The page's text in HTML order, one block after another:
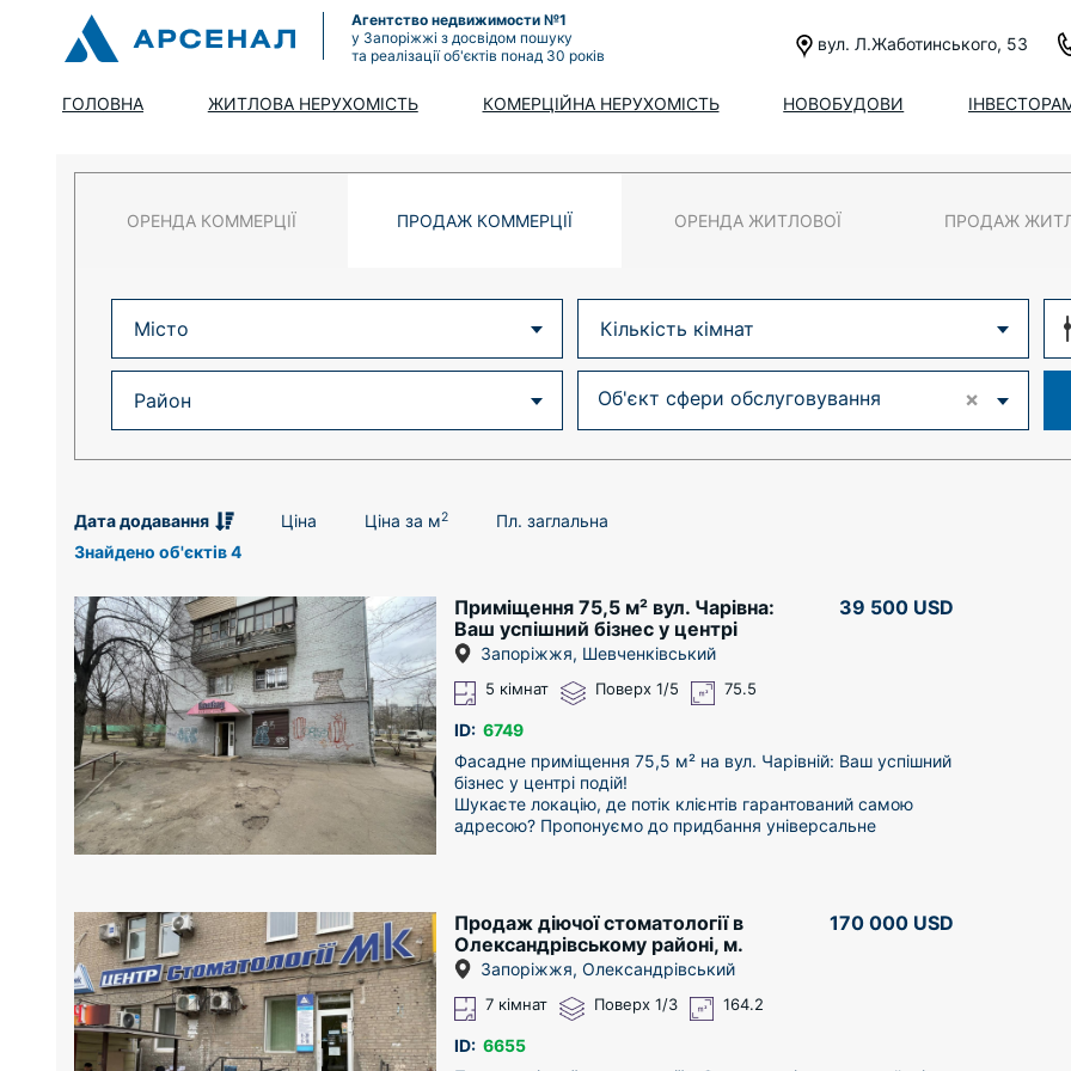
Агентство недвижимости №1
у Запоріжжі з досвідом пошуку
та реалізації об'єктів понад 30 років
вул. Л.Жаботинського, 53
ГОЛОВНА ЖИТЛОВА НЕРУХОМІСТЬ КОМЕРЦІЙНА НЕРУХОМІСТЬ НОВОБУДОВИ
ОРЕНДА КОММЕРЦІЇ ПРОДАЖ КОММЕРЦІЇ ОРЕНДА ЖИТЛОВОЇ ПРОДАЖ
×
Об'єкт сфери обслуговування
Дата додавання Ціна Ціна за м2
Пл. заглальна
Знайдено об'єктів 4
Приміщення 75,5 м² вул. Чарівна:
Ваш успішний бізнес у центрі
подій!
39 500 USD
Запоріжжя, Шевченківський
5 кімнат Поверх 1/5 75.5
ID: 6749
Фасадне приміщення 75,5 м² на вул. Чарівній: Ваш успішний
бізнес у центрі подій!
Шукаєте локацію, де потік клієнтів гарантований самою
адресою? Пропонуємо до придбання універсальне
* Трафік-магніт: Приміщення розташоване поруч із ринком
та супермаркетом АТБ, що забезпечує надвисоку
концентрацію пішохідного та автомобільного трафіку.
* Зручність 360°: Власна парковка безпосередньо біля
входу — величезна перевага для клієнтів та персоналу в
центрі району.
* Помітність: Окремий фасадний вхід та великі вітринні
Продаж діючої стоматології в
Олександрівському районі, м.
Запоріжжя
170 000 USD
Запоріжжя, Олександрівський
7 кімнат Поверх 1/3 164.2
ID: 6655